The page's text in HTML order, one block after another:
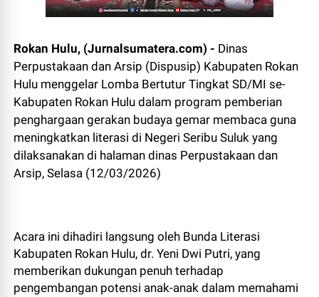
Rokan Hulu, (Jurnalsumatera.com) - Dinas
Perpustakaan dan Arsip (Dispusip) Kabupaten Rokan
Hulu menggelar Lomba Bertutur Tingkat SD/MI se-
Kabupaten Rokan Hulu dalam program pemberian
penghargaan gerakan budaya gemar membaca guna
meningkatkan literasi di Negeri Seribu Suluk yang
dilaksanakan di halaman dinas Perpustakaan dan
Arsip, Selasa (12/03/2026)
Acara ini dihadiri langsung oleh Bunda Literasi
Kabupaten Rokan Hulu, dr. Yeni Dwi Putri, yang
memberikan dukungan penuh terhadap
pengembangan potensi anak-anak dalam memahami